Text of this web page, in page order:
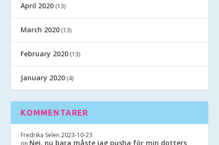
April 2020 (13)
March 2020 (13)
February 2020 (13)
January 2020 (4)
KOMMENTARER
Fredrika Selen 2023-10-23
on Nej, nu bara måste jag pusha för min dotters